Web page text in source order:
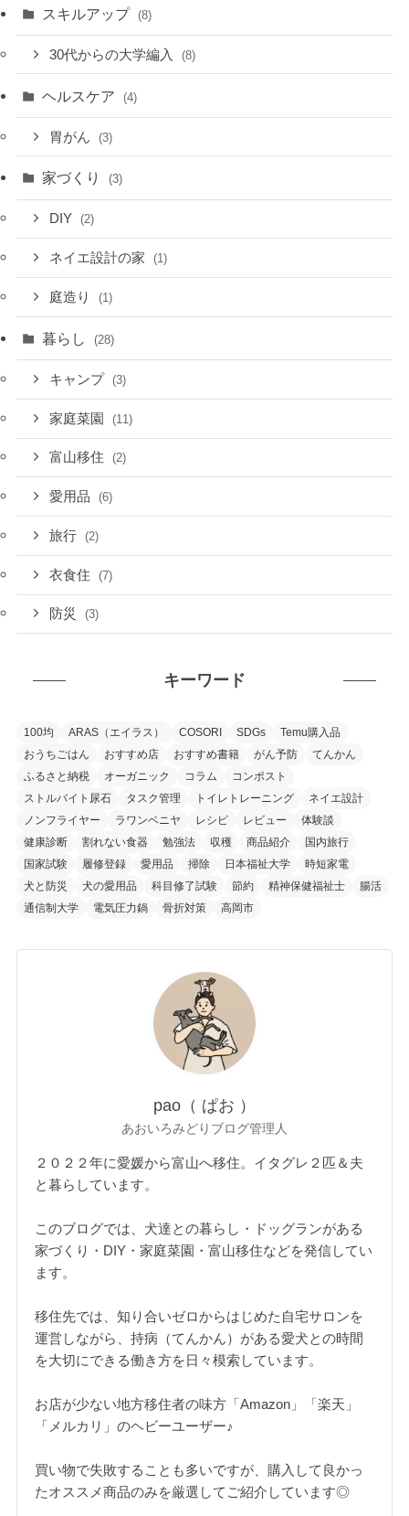
スキルアップ (8)
30代からの大学編入 (8)
ヘルスケア (4)
胃がん (3)
家づくり (3)
DIY (2)
ネイエ設計の家 (1)
庭造り (1)
暮らし (28)
キャンプ (3)
家庭菜園 (11)
富山移住 (2)
愛用品 (6)
旅行 (2)
衣食住 (7)
防災 (3)
キーワード
100均 ARAS（エイラス） COSORI SDGs
Temu購入品
おうちごはん
おすすめ店 おすすめ書籍 がん予防
てんかん
ふるさと納税
オーガニック コラム
コンポスト
ストルバイト尿石
タスク管理 トイレトレーニング
ネイエ設計
ノンフライヤー
ラワンベニヤ レシピ レビュー
体験談
健康診断
割れない食器 勉強法 収穫 商品紹介
国内旅行
国家試験
履修登録 愛用品 掃除 日本福祉大学
時短家電
犬と防災
犬の愛用品 科目修了試験 節約 精神保健福祉士
腸活
通信制大学
電気圧力鍋 骨折対策 高岡市
pao（ ぱお ）
あおいろみどりブログ管理人
２０２２年に愛媛から富山へ移住。イタグレ２匹＆夫
と暮らしています。
このブログでは、犬達との暮らし・ドッグランがある
家づくり・DIY・家庭菜園・富山移住などを発信してい
ます。
移住先では、知り合いゼロからはじめた自宅サロンを
運営しながら、持病（てんかん）がある愛犬との時間
を大切にできる働き方を日々模索しています。
お店が少ない地方移住者の味方「Amazon」「楽天」
「メルカリ」のヘビーユーザー♪
買い物で失敗することも多いですが、購入して良かっ
たオススメ商品のみを厳選してご紹介しています◎